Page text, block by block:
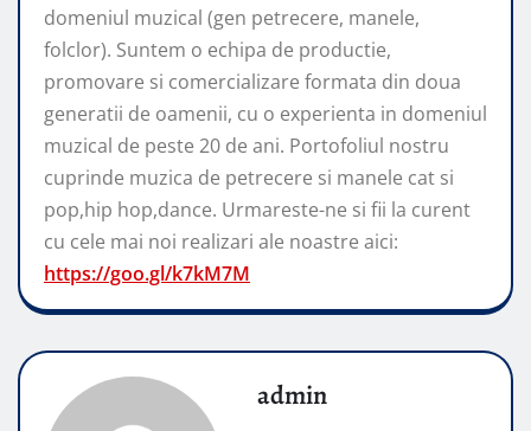
domeniul muzical (gen petrecere, manele,
folclor). Suntem o echipa de productie,
promovare si comercializare formata din doua
generatii de oamenii, cu o experienta in domeniul
muzical de peste 20 de ani. Portofoliul nostru
cuprinde muzica de petrecere si manele cat si
pop,hip hop,dance. Urmareste-ne si fii la curent
cu cele mai noi realizari ale noastre aici:
https://goo.gl/k7kM7M
admin